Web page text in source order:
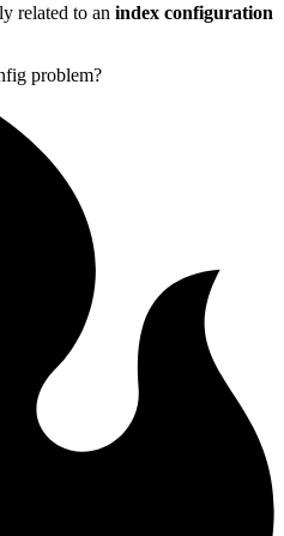
related to an index configuration
problem?